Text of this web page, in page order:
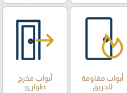
أبواب مقاومة
للحريق
أبواب مخرج
طوارئ